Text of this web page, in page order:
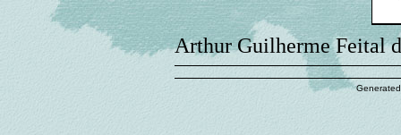
Arthur Guilherme Feital